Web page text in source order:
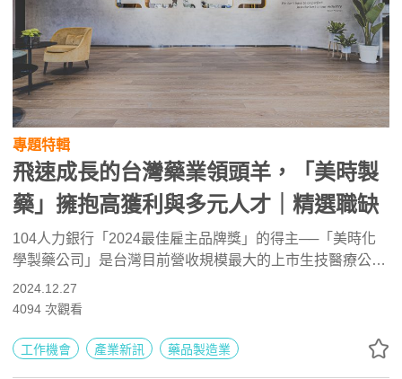
專題特輯
飛速成長的台灣藥業領頭羊，「美時製
藥」擁抱高獲利與多元人才｜精選職缺
104人力銀行「2024最佳雇主品牌獎」的得主──「美時化
學製藥公司」是台灣目前營收規模最大的上市生技醫療公
司，不僅成績亮眼，也用高標準的製藥品質爭取人才認同，
希望藉由不同的人格特質、潛力，打造本土、外籍人才共榮
圍！
2024.12.27
4094 次觀看
工作機會 產業新訊 藥品製造業